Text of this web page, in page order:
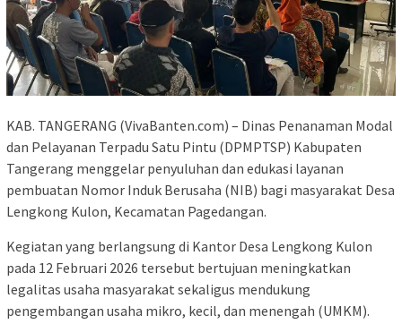
KAB. TANGERANG (VivaBanten.com) – Dinas Penanaman Modal
dan Pelayanan Terpadu Satu Pintu (DPMPTSP) Kabupaten
Tangerang menggelar penyuluhan dan edukasi layanan
pembuatan Nomor Induk Berusaha (NIB) bagi masyarakat Desa
Lengkong Kulon, Kecamatan Pagedangan.
Kegiatan yang berlangsung di Kantor Desa Lengkong Kulon
pada 12 Februari 2026 tersebut bertujuan meningkatkan
legalitas usaha masyarakat sekaligus mendukung
pengembangan usaha mikro, kecil, dan menengah (UMKM).